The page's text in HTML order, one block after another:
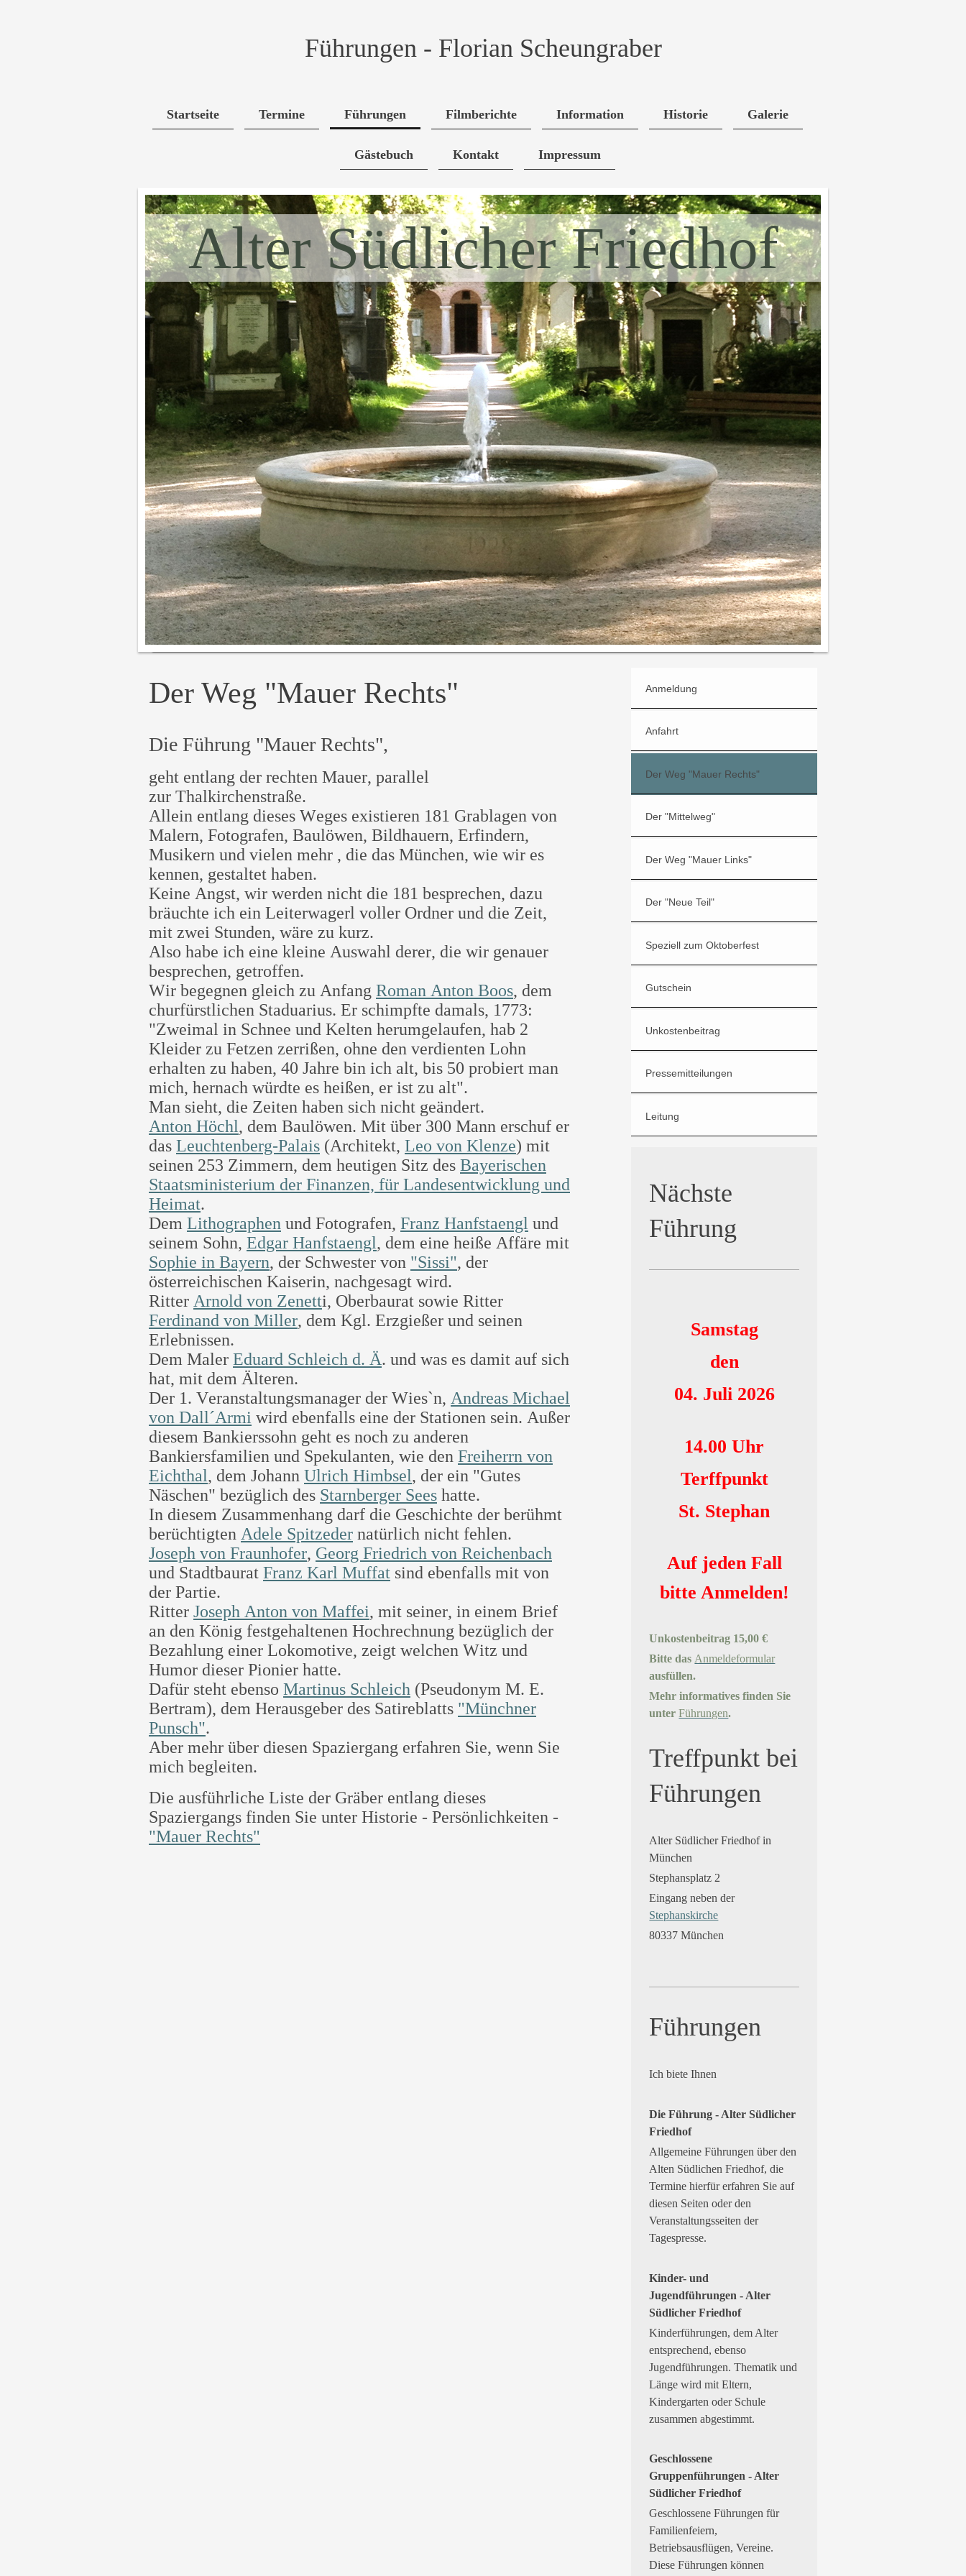
Führungen - Florian Scheungraber
Startseite Termine Führungen Filmberichte Information Historie Galerie
Gästebuch Kontakt Impressum
Alter Südlicher Friedhof
Der Weg "Mauer Rechts"
Die Führung "Mauer Rechts",
geht entlang der rechten Mauer, parallel
zur Thalkirchenstraße.
Allein entlang dieses Weges existieren 181 Grablagen von
Malern, Fotografen, Baulöwen, Bildhauern, Erfindern,
Musikern und vielen mehr , die das München, wie wir es
kennen, gestaltet haben.
Keine Angst, wir werden nicht die 181 besprechen, dazu
bräuchte ich ein Leiterwagerl voller Ordner und die Zeit,
mit zwei Stunden, wäre zu kurz.
Also habe ich eine kleine Auswahl derer, die wir genauer
besprechen, getroffen.
Wir begegnen gleich zu Anfang Roman Anton Boos, dem
churfürstlichen Staduarius. Er schimpfte damals, 1773:
"Zweimal in Schnee und Kelten herumgelaufen, hab 2
Kleider zu Fetzen zerrißen, ohne den verdienten Lohn
erhalten zu haben, 40 Jahre bin ich alt, bis 50 probiert man
mich, hernach würdte es heißen, er ist zu alt".
Man sieht, die Zeiten haben sich nicht geändert.
Anton Höchl, dem Baulöwen. Mit über 300 Mann erschuf er
das Leuchtenberg-Palais (Architekt, Leo von Klenze) mit
seinen 253 Zimmern, dem heutigen Sitz des Bayerischen
Staatsministerium der Finanzen, für Landesentwicklung und
Heimat.
Dem Lithographen und Fotografen, Franz Hanfstaengl und
seinem Sohn, Edgar Hanfstaengl, dem eine heiße Affäre mit
Sophie in Bayern, der Schwester von "Sissi", der
österreichischen Kaiserin, nachgesagt wird.
Ritter Arnold von Zenetti, Oberbaurat sowie Ritter
Ferdinand von Miller, dem Kgl. Erzgießer und seinen
Erlebnissen.
Dem Maler Eduard Schleich d. Ä. und was es damit auf sich
hat, mit dem Älteren.
Der 1. Veranstaltungsmanager der Wies`n, Andreas Michael
von Dall´Armi wird ebenfalls eine der Stationen sein. Außer
diesem Bankierssohn geht es noch zu anderen
Bankiersfamilien und Spekulanten, wie den Freiherrn von
Eichthal, dem Johann Ulrich Himbsel, der ein "Gutes
Näschen" bezüglich des Starnberger Sees hatte.
In diesem Zusammenhang darf die Geschichte der berühmt
berüchtigten Adele Spitzeder natürlich nicht fehlen.
Joseph von Fraunhofer, Georg Friedrich von Reichenbach
und Stadtbaurat Franz Karl Muffat sind ebenfalls mit von
der Partie.
Ritter Joseph Anton von Maffei, mit seiner, in einem Brief
an den König festgehaltenen Hochrechnung bezüglich der
Bezahlung einer Lokomotive, zeigt welchen Witz und
Humor dieser Pionier hatte.
Dafür steht ebenso Martinus Schleich (Pseudonym M. E.
Bertram), dem Herausgeber des Satireblatts "Münchner
Punsch".
Aber mehr über diesen Spaziergang erfahren Sie, wenn Sie
mich begleiten.
Die ausführliche Liste der Gräber entlang dieses
Spaziergangs finden Sie unter Historie - Persönlichkeiten -
"Mauer Rechts"
Anmeldung
Anfahrt
Der Weg "Mauer Rechts"
Der "Mittelweg"
Der Weg "Mauer Links"
Der "Neue Teil"
Speziell zum Oktoberfest
Gutschein
Unkostenbeitrag
Pressemitteilungen
Leitung
Nächste
Führung
Samstag
den
04. Juli 2026
14.00 Uhr
Terffpunkt
St. Stephan
Auf jeden Fall
bitte Anmelden!
Unkostenbeitrag 15,00 €
Bitte das Anmeldeformular
ausfüllen.
Mehr informatives finden Sie
unter Führungen.
Treffpunkt bei
Führungen
Alter Südlicher Friedhof in
München
Stephansplatz 2
Eingang neben der
Stephanskirche
80337 München
Führungen
Ich biete Ihnen
Die Führung - Alter Südlicher
Friedhof
Allgemeine Führungen über den
Alten Südlichen Friedhof, die
Termine hierfür erfahren Sie auf
diesen Seiten oder den
Veranstaltungsseiten der
Tagespresse.
Kinder- und
Jugendführungen - Alter
Südlicher Friedhof
Kinderführungen, dem Alter
entsprechend, ebenso
Jugendführungen. Thematik und
Länge wird mit Eltern,
Kindergarten oder Schule
zusammen abgestimmt.
Geschlossene
Gruppenführungen - Alter
Südlicher Friedhof
Geschlossene Führungen für
Familienfeiern,
Betriebsausflügen, Vereine.
Diese Führungen können